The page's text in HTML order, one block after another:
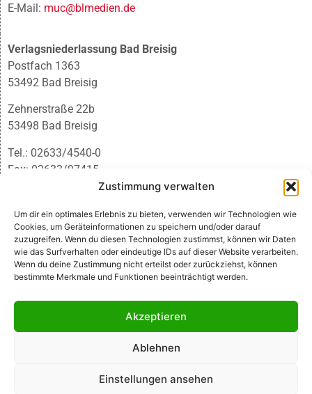
Zustimmung verwalten
Um dir ein optimales Erlebnis zu bieten, verwenden wir Technologien wie
Cookies, um Geräteinformationen zu speichern und/oder darauf
zuzugreifen. Wenn du diesen Technologien zustimmst, können wir Daten
wie das Surfverhalten oder eindeutige IDs auf dieser Website verarbeiten.
Wenn du deine Zustimmung nicht erteilst oder zurückziehst, können
bestimmte Merkmale und Funktionen beeinträchtigt werden.
Akzeptieren
Ablehnen
Einstellungen ansehen
E-Mail: muc@blmedien.de
Verlagsniederlassung Bad Breisig
Postfach 1363
53492 Bad Breisig
Zehnerstraße 22b
53498 Bad Breisig
Tel.: 02633/4540-0
Fax: 02633/97415
infobb@blmedien.de